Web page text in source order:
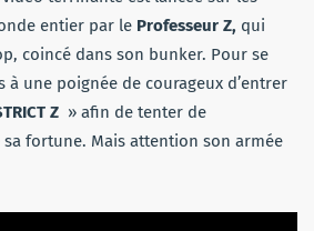
entier par le Professeur Z, qui
coincé dans son bunker. Pour se
une poignée de courageux d’entrer
Z » afin de tenter de
fortune. Mais attention son armée